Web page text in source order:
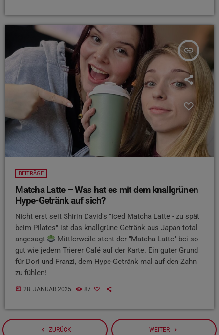
insert_link
BEITRÄGE
Matcha Latte – Was hat es mit dem knallgrünen
Hype-Getränk auf sich?
Nicht erst seit Shirin David's "Iced Matcha Latte - zu spät
beim Pilates" ist das knallgrüne Getränk aus Japan total
angesagt
Mittlerweile steht der "Matcha Latte" bei so
gut wie jedem Trierer Café auf der Karte. Ein guter Grund
für Dori und Franzi, dem Hype-Getränk mal auf den Zahn
zu fühlen!
today 28. JANUAR 2025 87
navigate_before ZURÜCK WEITER navigate_next